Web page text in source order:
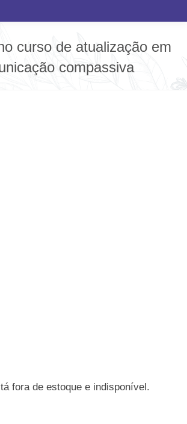
curso de atualização em
compassiva
fora de estoque e indisponível.